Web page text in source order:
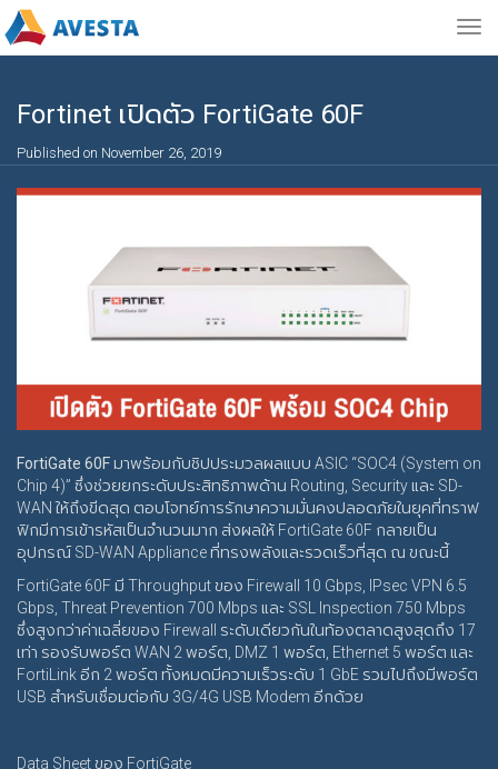
Fortinet เปิดตัว FortiGate 60F
Published on November 26, 2019
FortiGate 60F มาพร้อมกับชิปประมวลผลแบบ ASIC “SOC4 (System on
Chip 4)” ซึ่งช่วยยกระดับประสิทธิภาพด้าน Routing, Security และ SD-
WAN ให้ถึงขีดสุด ตอบโจทย์การรักษาความมั่นคงปลอดภัยในยุคที่ทราฟ
ฟิกมีการเข้ารหัสเป็นจำนวนมาก ส่งผลให้ FortiGate 60F กลายเป็น
อุปกรณ์ SD-WAN Appliance ที่ทรงพลังและรวดเร็วที่สุด ณ ขณะนี้
FortiGate 60F มี Throughput ของ Firewall 10 Gbps, IPsec VPN 6.5
Gbps, Threat Prevention 700 Mbps และ SSL Inspection 750 Mbps
ซึ่งสูงกว่าค่าเฉลี่ยของ Firewall ระดับเดียวกันในท้องตลาดสูงสุดถึง 17
เท่า รองรับพอร์ต WAN 2 พอร์ต, DMZ 1 พอร์ต, Ethernet 5 พอร์ต และ
FortiLink อีก 2 พอร์ต ทั้งหมดมีความเร็วระดับ 1 GbE รวมไปถึงมีพอร์ต
USB สำหรับเชื่อมต่อกับ 3G/4G USB Modem อีกด้วย
Data Sheet ของ FortiGate